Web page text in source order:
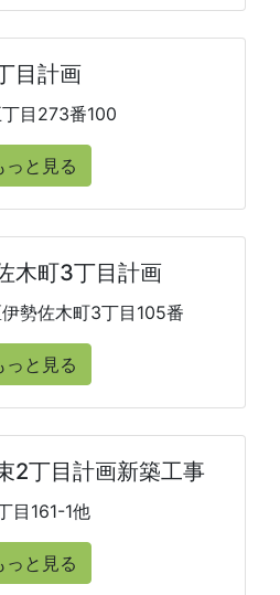
目計画
目273番100
っと見る
木町3丁目計画
勢佐木町3丁目105番
っと見る
2丁目計画新築工事
目161-1他
っと見る